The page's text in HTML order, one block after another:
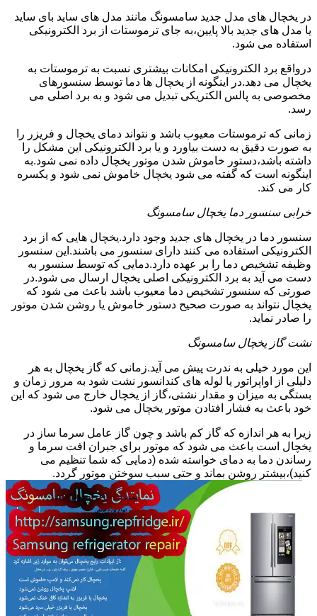
در یخچال های مدل جدید سامسونگ مانند مدل های ساید بای ساید
یا مدل های جدید بالا پایین،به جای ترموستات از برد الکترونیکی
استفاده می شود.
درواقع برد الکترونیکی امکانات بیشتری نسبت به ترموستات به
یخچال می دهد.در اینگونه از یخچال ها دما توسط سنسورهای
مخصوصی به پالس الکتریکی تبدیل می شود و به برد اصلی می
رسد.
زمانی که ترموستات معیوب باشد و نتواند دمای یخچال و فریزر را
به صورت دقیق به دست بیاورد و یا برد الکترونیکی این مشکل را
داشته باشد،دستور خاموش شدن موتور یخچال داده نمی شود.به
اینگونه است که گفته می شود یخچال خاموش نمی شود و یکسره
کار می کند.
خرابی سنسور دما یخچال سامسونگ
سنسور دما در یخچال های جدید وجود دارد.یخچال هایی که از برد
الکترونیکی استفاده می کنند دارای سنسور می باشند.این سنسور
وظیفه تشخیص دما را بر عهده دارد.دمایی که توسط سنسور به
دست می آید به برد الکترونیکی اصلی یخچال ارسال می شود.در
صورتی که سنسور تشخیص دما معیوب باشد باعث می شود که
یخچال نتواند به صورت صحیح دستور خاموش یا روشن شدن موتور
را صادر نماید.
نشت گاز یخچال سامسونگ
این مورد خیلی به ندرت پیش می آید.زمانی که گاز یخچال به هر
دلیلی از اواپراتور یا لوله های کندانسور نشت شود به مرور زمان و
بستگی به میزان و مقدار نشتی،گاز از یخچال خارج می شود که این
خود باعث به فشار افتادن موتور یخچال می شود.
زیرا به هر اندازه که گاز کم باشد و چون گاز عامل سرما ساز در
یخچال است باعث می شود که موتور برای جبران افت سرما و
رساندن دما به دمای خواسته شده (دمایی که شما تنظیم می
کنید)،بیشتر روشن بماند و حتی سبب سوختن موتور گردد.